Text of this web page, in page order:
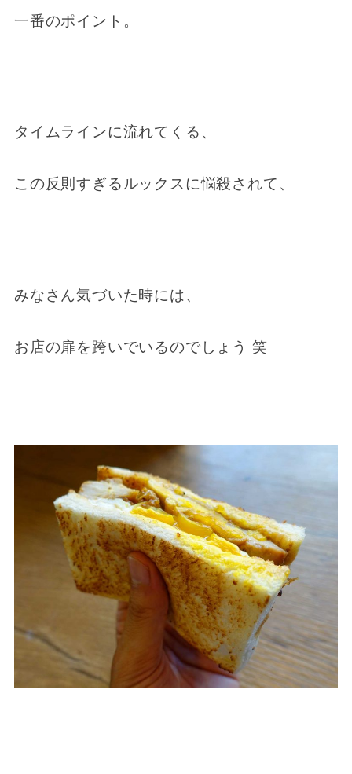
一番のポイント。
タイムラインに流れてくる、
この反則すぎるルックスに悩殺されて、
みなさん気づいた時には、
お店の扉を跨いでいるのでしょう 笑